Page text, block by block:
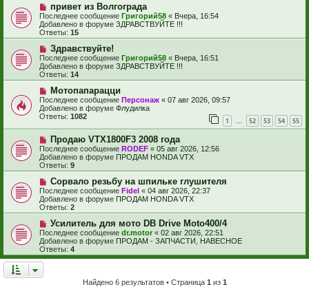
Н
о
в
о
е
с
о
о
б
щ
е
н
и
е
привет из Волгограда
Последнее сообщение Григорий58 « Вчера, 16:54
Добавлено в форуме ЗДРАВСТВУЙТЕ !!!
Ответы: 15
Н
о
в
о
е
с
о
о
б
щ
е
н
и
е
Здравствуйте!
Последнее сообщение Григорий58 « Вчера, 16:51
Добавлено в форуме ЗДРАВСТВУЙТЕ !!!
Ответы: 14
Н
о
в
о
е
с
о
о
б
щ
е
н
и
е
Мотопапарацци
Последнее сообщение Персонаж « 07 авг 2026, 09:57
Добавлено в форуме Флудилка
Ответы: 1082 1 … 52 53 54 55
Н
о
в
о
е
с
о
б
щ
е
н
и
е
Продаю VTX1800F3 2008 года
Последнее сообщение RODEF « 05 авг 2026, 12:56
Добавлено в форуме ПРОДАМ HONDA VTX
Ответы: 9
Н
о
в
о
е
с
о
о
б
щ
Сорвало резьбу на шпильке глушителя
Последнее сообщение Fidel « 04 авг 2026, 22:37
Добавлено в форуме ПРОДАМ HONDA VTX
Ответы: 2
Н
о
в
о
е
Усилитель для мото DB Drive Moto400/4
Последнее сообщение dr.motor « 02 авг 2026, 22:51
Добавлено в форуме ПРОДАМ - ЗАПЧАСТИ, НАВЕСНОЕ
Ответы: 4
Найдено 6 результатов • Страница 1 из 1